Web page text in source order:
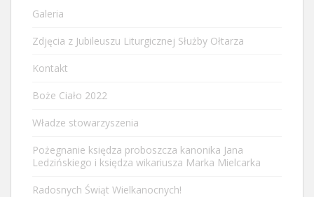
Galeria
Zdjęcia z Jubileuszu Liturgicznej Służby Ołtarza
Kontakt
Boże Ciało 2022
Władze stowarzyszenia
Pożegnanie księdza proboszcza kanonika Jana
Ledzińskiego i księdza wikariusza Marka Mielcarka
Radosnych Świąt Wielkanocnych!